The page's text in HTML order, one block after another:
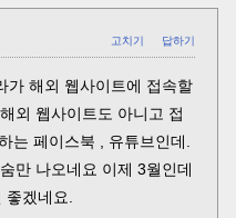
고치기 답하기
가 해외 웹사이트에 접속할
외 웹사이트도 아니고 접
는 페이스북 , 유튜브인데.
만 나오네요 이제 3월인데
겠네요.